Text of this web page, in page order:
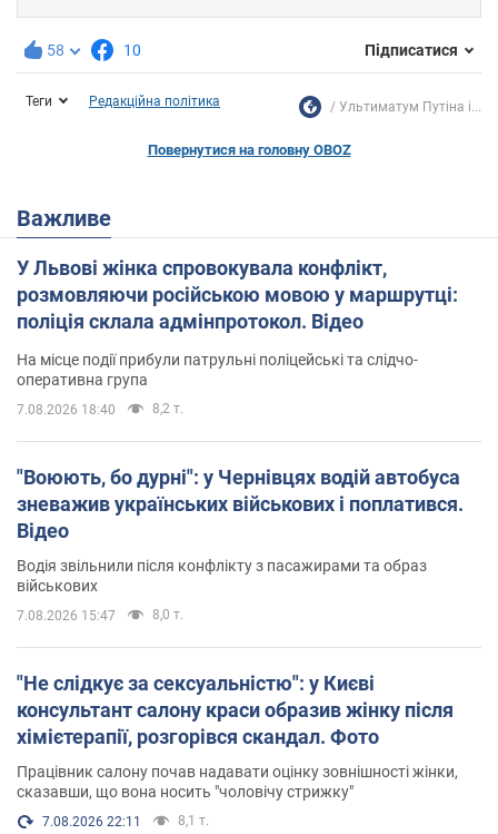
58 10 Підписатися
Теги Редакційна політика Ультиматум Путіна і...
Повернутися на головну OBOZ
Важливе
У Львові жінка спровокувала конфлікт,
розмовляючи російською мовою у маршрутці:
поліція склала адмінпротокол. Відео
На місце події прибули патрульні поліцейські та слідчо-
оперативна група
7.08.2026 18:40 8,2 т.
"Воюють, бо дурні": у Чернівцях водій автобуса
зневажив українських військових і поплатився.
Відео
Водія звільнили після конфлікту з пасажирами та образ
військових
7.08.2026 15:47 8,0 т.
"Не слідкує за сексуальністю": у Києві
консультант салону краси образив жінку після
хімієтерапії, розгорівся скандал. Фото
Працівник салону почав надавати оцінку зовнішності жінки,
сказавши, що вона носить "чоловічу стрижку"
7.08.2026 22:11 8,1 т.